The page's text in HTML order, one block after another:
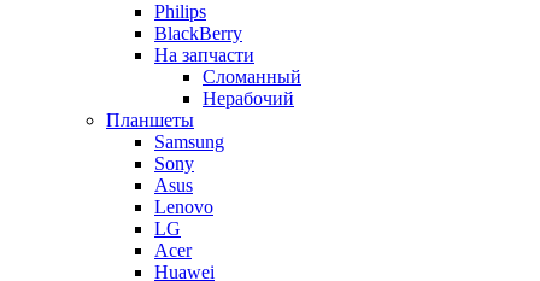
Philips
BlackBerry
На запчасти
Сломанный
Нерабочий
Планшеты
Samsung
Sony
Asus
Lenovo
LG
Acer
Huawei